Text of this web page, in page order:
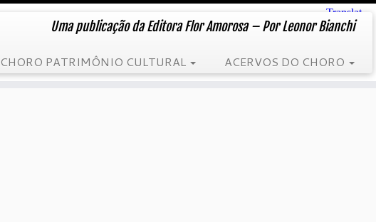
Uma publicação da Editora Flor Amorosa – Por Leonor Bianchi
CHORO PATRIMÔNIO CULTURAL ACERVOS DO CHORO